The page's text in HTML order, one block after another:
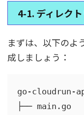
4-1. ディレク
まずは、以下のよ
成しましょう：
go-cloudrun-
├── main.go